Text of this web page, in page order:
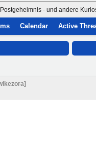
- und andere
Calendar Active
]